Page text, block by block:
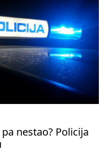
nestao? Policija